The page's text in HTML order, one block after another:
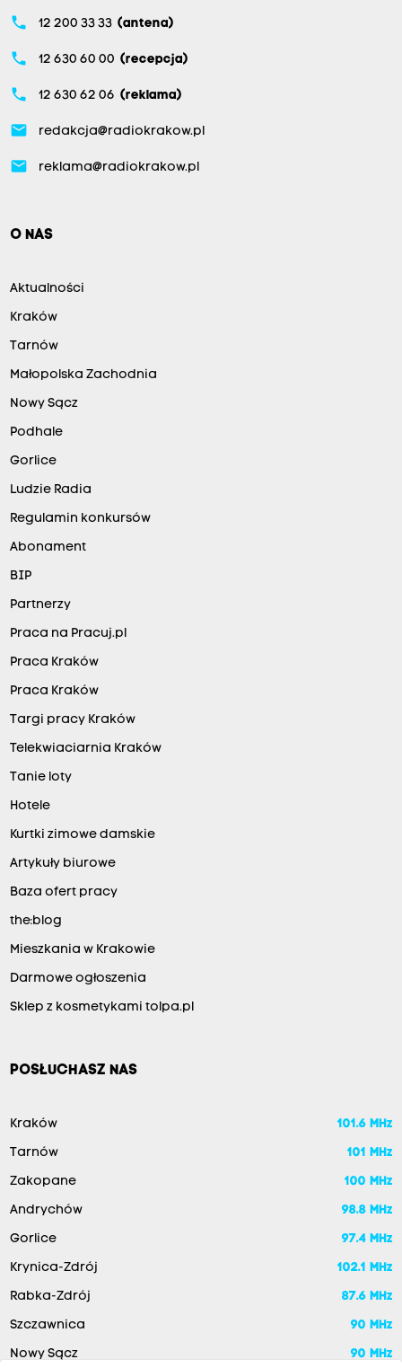
phone 12 200 33 33 (antena)
phone 12 630 60 00 (recepcja)
phone 12 630 62 06 (reklama)
email redakcja@radiokrakow.pl
email reklama@radiokrakow.pl
O NAS
Aktualności
Kraków
Tarnów
Małopolska Zachodnia
Nowy Sącz
Podhale
Gorlice
Ludzie Radia
Regulamin konkursów
Abonament
BIP
Partnerzy
Praca na Pracuj.pl
Praca Kraków
Praca Kraków
Targi pracy Kraków
Telekwiaciarnia Kraków
Tanie loty
Hotele
Kurtki zimowe damskie
Artykuły biurowe
Baza ofert pracy
the:blog
Mieszkania w Krakowie
Darmowe ogłoszenia
Sklep z kosmetykami tolpa.pl
POSŁUCHASZ NAS
Kraków 101.6 MHz
Tarnów 101 MHz
Zakopane 100 MHz
Andrychów 98.8 MHz
Gorlice 97.4 MHz
Krynica-Zdrój 102.1 MHz
Rabka-Zdrój 87.6 MHz
Szczawnica 90 MHz
Nowy Sącz 90 MHz